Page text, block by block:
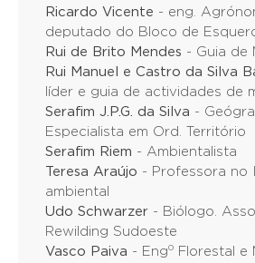
Ricardo Vicente - eng.
deputado do Bloco de
Rui de Brito Mendes - Guia de
Rui Manuel e Castro da Silva
líder e guia de actividades de
Serafim J.P.G. da Silva -
Especialista em Ord. Território
Serafim Riem - Ambientalista
Teresa Araújo - Professora no
ambiental
Udo Schwarzer - Biólogo.
Rewilding Sudoeste
Vasco Paiva - Engo
Florestal e